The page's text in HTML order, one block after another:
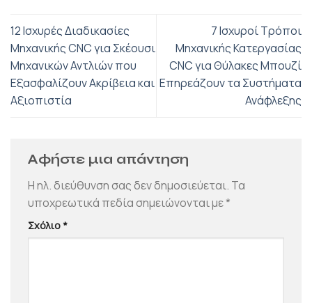
12 Ισχυρές Διαδικασίες
Μηχανικής CNC για Σκέουσι
Μηχανικών Αντλιών που
Εξασφαλίζουν Ακρίβεια και
Αξιοπιστία
7 Ισχυροί Τρόποι
Μηχανικής Κατεργασίας
CNC για Θύλακες Μπουζί
Επηρεάζουν τα Συστήματα
Ανάφλεξης
Αφήστε μια απάντηση
Η ηλ. διεύθυνση σας δεν δημοσιεύεται. Τα
υποχρεωτικά πεδία σημειώνονται με*
Σχόλιο *